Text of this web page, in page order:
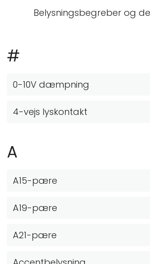
Belysningsbegreber og
#
0-10V dæmpning
4-vejs lyskontakt
A
A15-pære
A19-pære
A21-pære